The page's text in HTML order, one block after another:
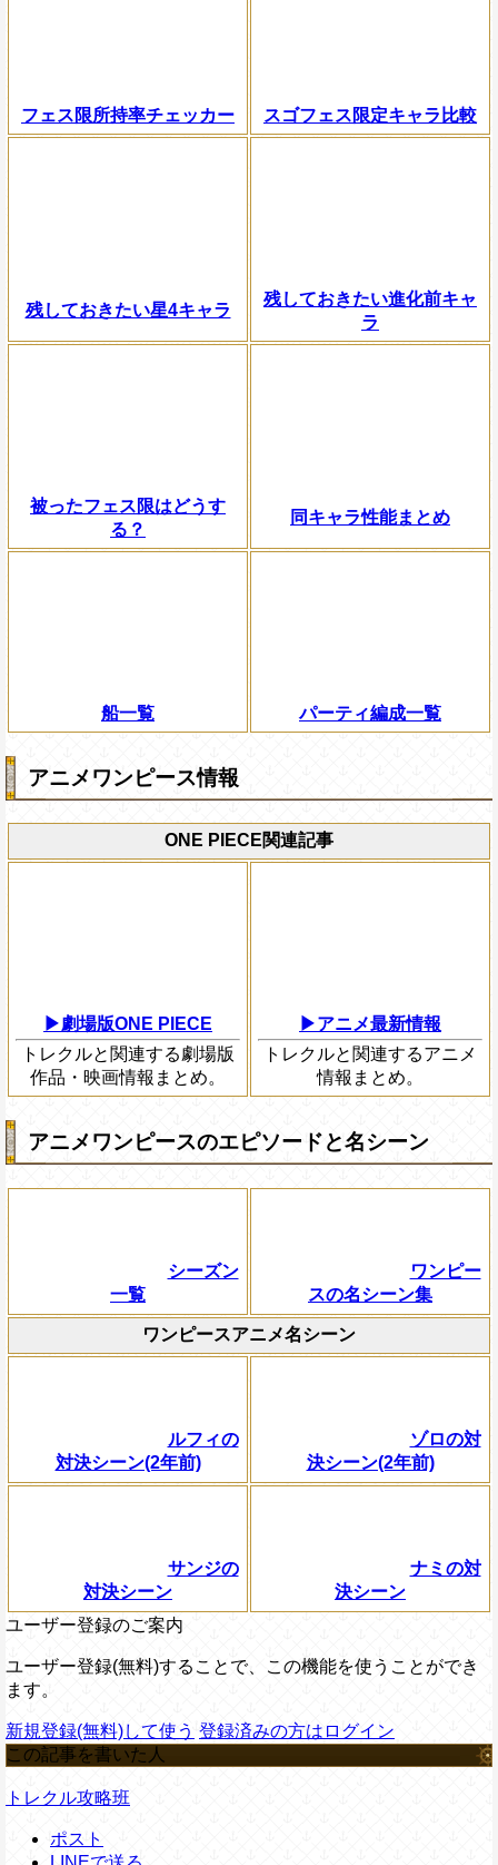
フェス限所持率チェッカー スゴフェス限定キャラ比較
残しておきたい星4キャラ
残しておきたい進化前キャ
ラ
被ったフェス限はどうす
る？
同キャラ性能まとめ
船一覧 パーティ編成一覧
アニメワンピース情報
ONE PIECE関連記事
▶劇場版ONE PIECE
トレクルと関連する劇場版
作品・映画情報まとめ。
▶アニメ最新情報
トレクルと関連するアニメ
情報まとめ。
アニメワンピースのエピソードと名シーン
シーズン
一覧
ワンピー
スの名シーン集
ワンピースアニメ名シーン
ルフィの
対決シーン(2年前)
ゾロの対
決シーン(2年前)
サンジの
対決シーン
ナミの対
決シーン
ユーザー登録のご案内
ユーザー登録(無料)することで、この機能を使うことができ
ます。
新規登録(無料)して使う 登録済みの方はログイン
この記事を書いた人
トレクル攻略班
ポスト